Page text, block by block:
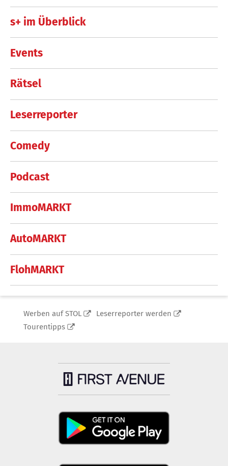
s+ im Überblick
Events
Rätsel
Leserreporter
Comedy
Podcast
ImmoMARKT
AutoMARKT
FlohMARKT
Werben auf STOL
Leserreporter werden
Tourentipps